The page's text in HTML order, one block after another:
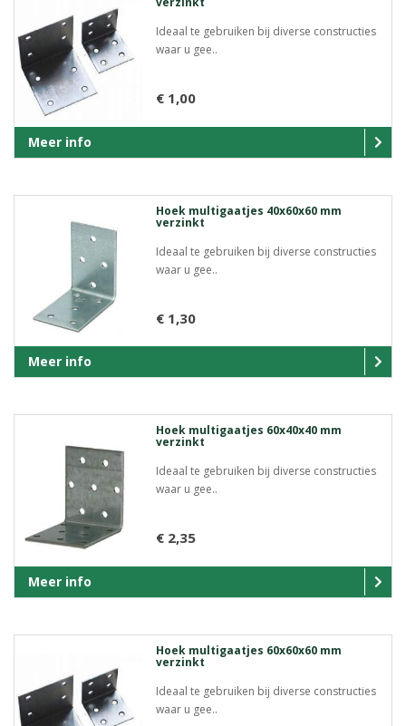
Ideaal te gebruiken bij diverse constructies
waar u gee..
€ 1,00
Meer info
Hoek multigaatjes 40x60x60 mm
verzinkt
Ideaal te gebruiken bij diverse constructies
waar u gee..
€ 1,30
Meer info
Hoek multigaatjes 60x40x40 mm
verzinkt
Ideaal te gebruiken bij diverse constructies
waar u gee..
€ 2,35
Meer info
Hoek multigaatjes 60x60x60 mm
verzinkt
Ideaal te gebruiken bij diverse constructies
waar u gee..